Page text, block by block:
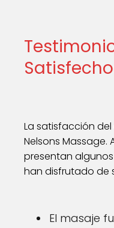
La satisfacción
Nelsons Massage.
presentan
han disfrutado de
El masaje